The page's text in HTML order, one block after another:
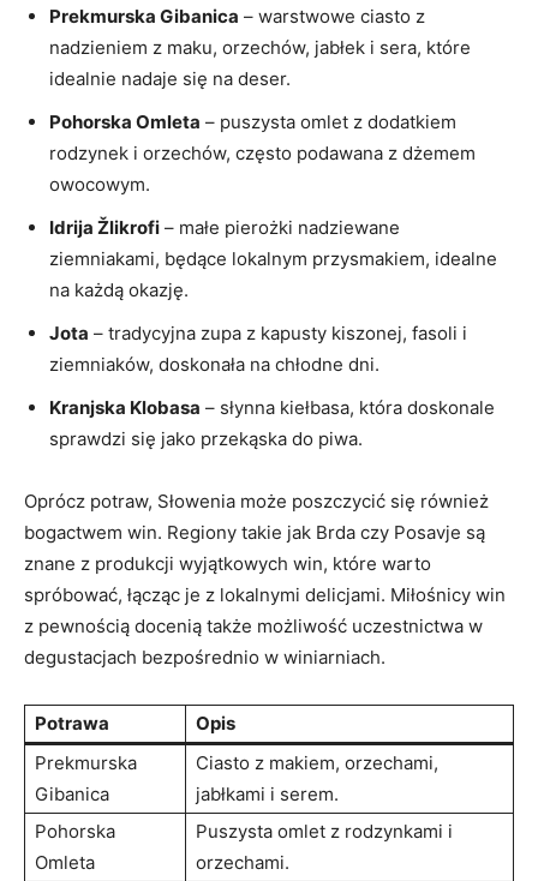
Prekmurska Gibanica – warstwowe ciasto z
nadzieniem z maku, orzechów, jabłek i sera, które
idealnie nadaje się na deser.
Pohorska Omleta – puszysta omlet z dodatkiem
rodzynek i orzechów, często podawana z dżemem
owocowym.
Idrija Žlikrofi – małe pierożki nadziewane
ziemniakami, będące lokalnym przysmakiem, idealne
na każdą okazję.
Jota – tradycyjna zupa z kapusty kiszonej, fasoli i
ziemniaków, doskonała na chłodne dni.
Kranjska Klobasa – słynna kiełbasa, która doskonale
sprawdzi się jako przekąska do piwa.
Oprócz potraw, Słowenia może poszczycić się również
bogactwem win. Regiony takie jak Brda czy Posavje są
znane z produkcji wyjątkowych win, które warto
spróbować, łącząc je z lokalnymi delicjami. Miłośnicy win
z pewnością docenią także możliwość uczestnictwa w
degustacjach bezpośrednio w winiarniach.
Potrawa
Opis
Prekmurska
Gibanica
Ciasto z makiem, orzechami,
jabłkami i serem.
Pohorska
Omleta
Puszysta omlet z rodzynkami i
orzechami.